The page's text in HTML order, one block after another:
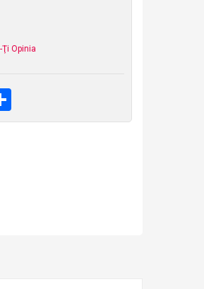
Ţi Opinia